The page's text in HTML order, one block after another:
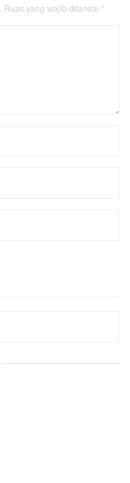
Ruas yang wajib ditandai *